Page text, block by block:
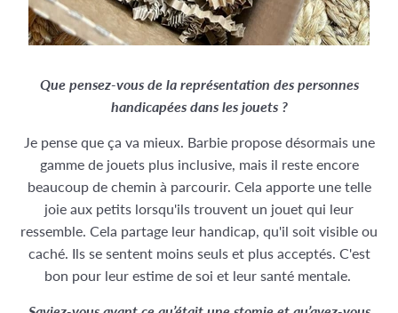
Que pensez-vous de la représentation des personnes
handicapées dans les jouets ?
Je pense que ça va mieux. Barbie propose désormais une
gamme de jouets plus inclusive, mais il reste encore
beaucoup de chemin à parcourir. Cela apporte une telle
joie aux petits lorsqu'ils trouvent un jouet qui leur
ressemble. Cela partage leur handicap, qu'il soit visible ou
caché. Ils se sentent moins seuls et plus acceptés. C'est
bon pour leur estime de soi et leur santé mentale.